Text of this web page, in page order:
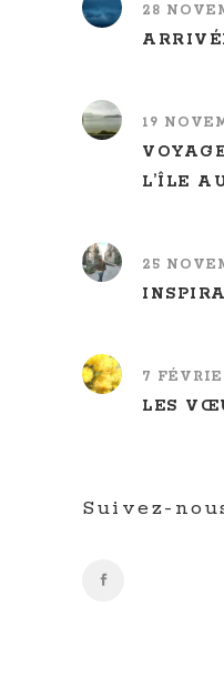
28
19
L’ÎLE
25
7
LES
Suivez-